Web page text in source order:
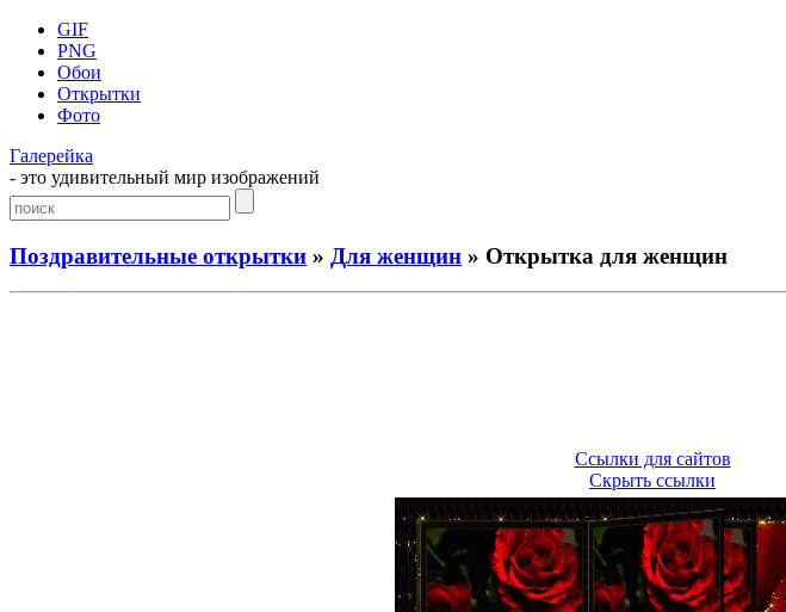
GIF
PNG
Обои
Открытки
Фото
Галерейка
- это удивительный мир изображений
Поздравительные открытки » Для женщин » Открытка для женщин
Ссылки для сайтов
Скрыть ссылки